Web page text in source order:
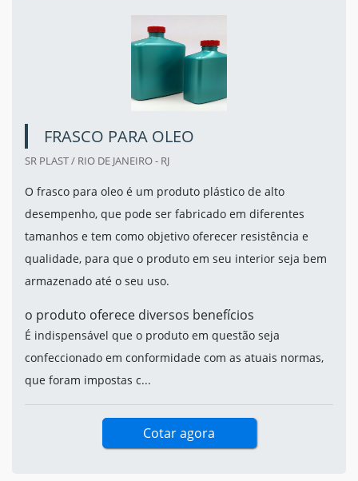
FRASCO PARA OLEO
SR PLAST / RIO DE JANEIRO - RJ
O frasco para oleo é um produto plástico de alto
desempenho, que pode ser fabricado em diferentes
tamanhos e tem como objetivo oferecer resistência e
qualidade, para que o produto em seu interior seja bem
armazenado até o seu uso.
o produto oferece diversos benefícios
É indispensável que o produto em questão seja
confeccionado em conformidade com as atuais normas,
que foram impostas c...
Cotar agora